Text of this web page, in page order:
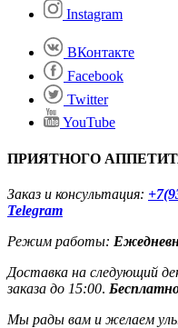
Instagram
ВКонтакте
Facebook
Twitter
YouTube
ПРИЯТНОГО
Заказ и консультация:
Telegram
Режим работы:
Доставка на следующий
заказа до 15:00.
Мы рады вам и желаем